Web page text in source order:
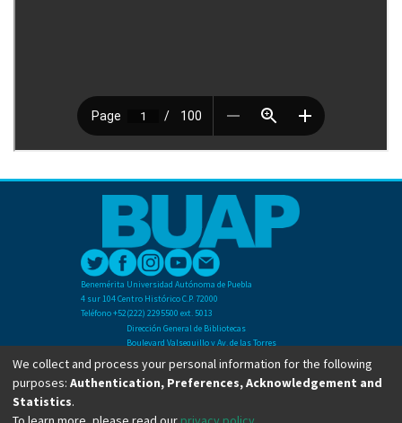
Benemérita Universidad Autónoma de Puebla
4 sur 104 Centro Histórico C.P. 72000
Teléfono +52(222) 2295500 ext. 5013
Dirección General de Bibliotecas
Boulevard Valsequillo y Av. de las Torres
Ciudad Universitaria. Col. San Manuel
C.P. 72570
Teléfono +52 (222) 2295500 Ext 2901
We collect and process your personal information for the following
purposes: Authentication, Preferences, Acknowledgement and
Statistics.